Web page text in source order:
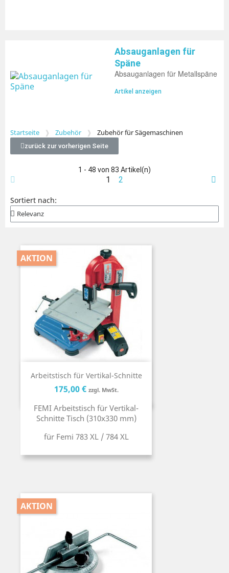
Absauganlagen für
Späne
Absauganlagen für Metallspäne
Artikel anzeigen
Startseite Zubehör Zubehör für Sägemaschinen
zurück zur vorherigen Seite
1 - 48 von 83 Artikel(n)
1 2
Sortiert nach:
Arbeitstisch für Vertikal-Schnitte
AKTION
Preis
175,00 € zzgl. MwSt.Preis
FEMI Arbeitstisch für Vertikal-
Schnitte Tisch (310x330 mm)
für Femi 783 XL / 784 XL
AKTION